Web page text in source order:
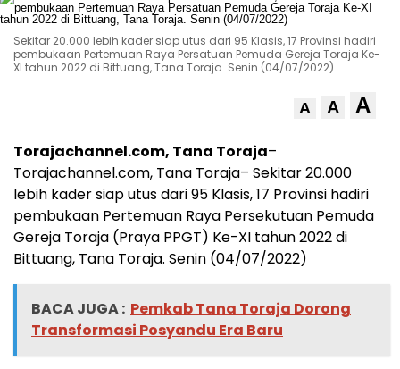
Sekitar 20.000 lebih kader siap utus dari 95 Klasis, 17 Provinsi hadiri
pembukaan Pertemuan Raya Persatuan Pemuda Gereja Toraja Ke-
XI tahun 2022 di Bittuang, Tana Toraja. Senin (04/07/2022)
A A A
Torajachannel.com, Tana Toraja–
Torajachannel.com, Tana Toraja– Sekitar 20.000
lebih kader siap utus dari 95 Klasis, 17 Provinsi hadiri
pembukaan Pertemuan Raya Persekutuan Pemuda
Gereja Toraja (Praya PPGT) Ke-XI tahun 2022 di
Bittuang, Tana Toraja. Senin (04/07/2022)
BACA JUGA : Pemkab Tana Toraja Dorong
Transformasi Posyandu Era Baru